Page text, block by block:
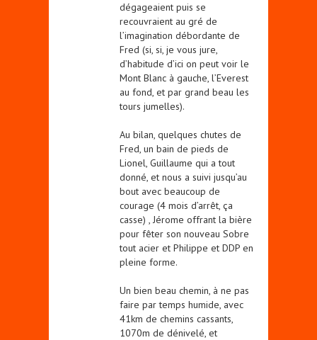
dégageaient puis se
recouvraient au gré de
l’imagination débordante de
Fred (si, si, je vous jure,
d’habitude d’ici on peut voir le
Mont Blanc à gauche, l’Everest
au fond, et par grand beau les
tours jumelles).
Au bilan, quelques chutes de
Fred, un bain de pieds de
Lionel, Guillaume qui a tout
donné, et nous a suivi jusqu’au
bout avec beaucoup de
courage (4 mois d’arrêt, ça
casse) , Jérome offrant la bière
pour fêter son nouveau Sobre
tout acier et Philippe et DDP en
pleine forme.
Un bien beau chemin, à ne pas
faire par temps humide, avec
41km de chemins cassants,
1070m de dénivelé, et